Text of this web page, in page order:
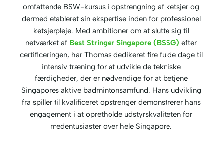
omfattende BSW-kursus i opstrengning af ketsjer og
dermed etableret sin ekspertise inden for professionel
ketsjerpleje. Med ambitioner om at slutte sig til
netværket af Best Stringer Singapore (BSSG) efter
certificeringen, har Thomas dedikeret fire fulde dage til
intensiv træning for at udvikle de tekniske
færdigheder, der er nødvendige for at betjene
Singapores aktive badmintonsamfund. Hans udvikling
fra spiller til kvalificeret opstrenger demonstrerer hans
engagement i at opretholde udstyrskvaliteten for
medentusiaster over hele Singapore.